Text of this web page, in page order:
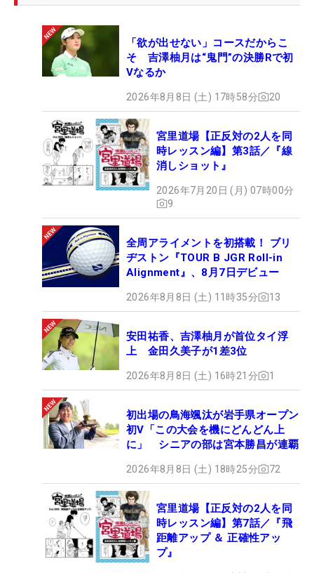
「欲が出せない」コースだからこ
そ 吉澤柚月は“鬼門”の決勝Rで初
Vなるか
2026年8月8日 (土) 17時58分 20
宮里道場【正反対の2人を同
時レッスン編】第3話／『線
消しショット』
2026年7月20日 (月) 07時00分
9
全周アライメントを初搭載！ ブリ
ヂストン『TOUR B JGR Roll-in
Alignment』、8月7日デビュー
2026年8月8日 (土) 11時35分 13
安田祐香、吉澤柚月が首位タイ浮
上 金田久美子が1差3位
2026年8月8日 (土) 16時21分 1
初出場の鳥海颯汰が岩手県オープン
初V「この大会を機にどんどん上
に」 シニアの部は宮本勝昌が連覇
2026年8月8日 (土) 18時25分 72
宮里道場【正反対の2人を同
時レッスン編】第7話／『飛
距離アップ ＆ 正確性アッ
プ』